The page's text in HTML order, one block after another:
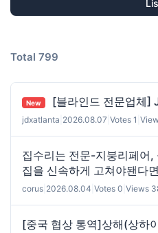
Total 799
New [블라인드 전문업체]
jdxatlanta 2026.08.07 Votes 1
집수리는 전문-지붕리페어,
집을 신속하게 고쳐야됀다
corus 2026.08.04 Votes 0 Views
[중국 협상 통역]상해(상하